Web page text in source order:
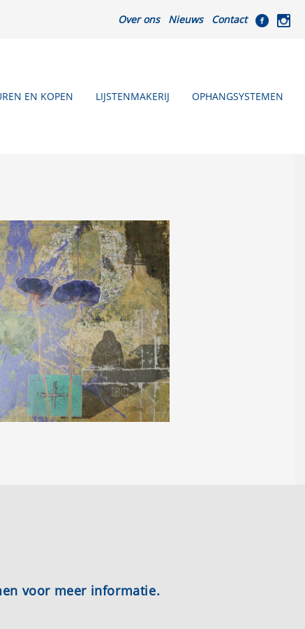
Over ons Nieuws Contact
EN KOPEN LIJSTENMAKERIJ OPHANGSYSTEMEN
voor meer informatie.